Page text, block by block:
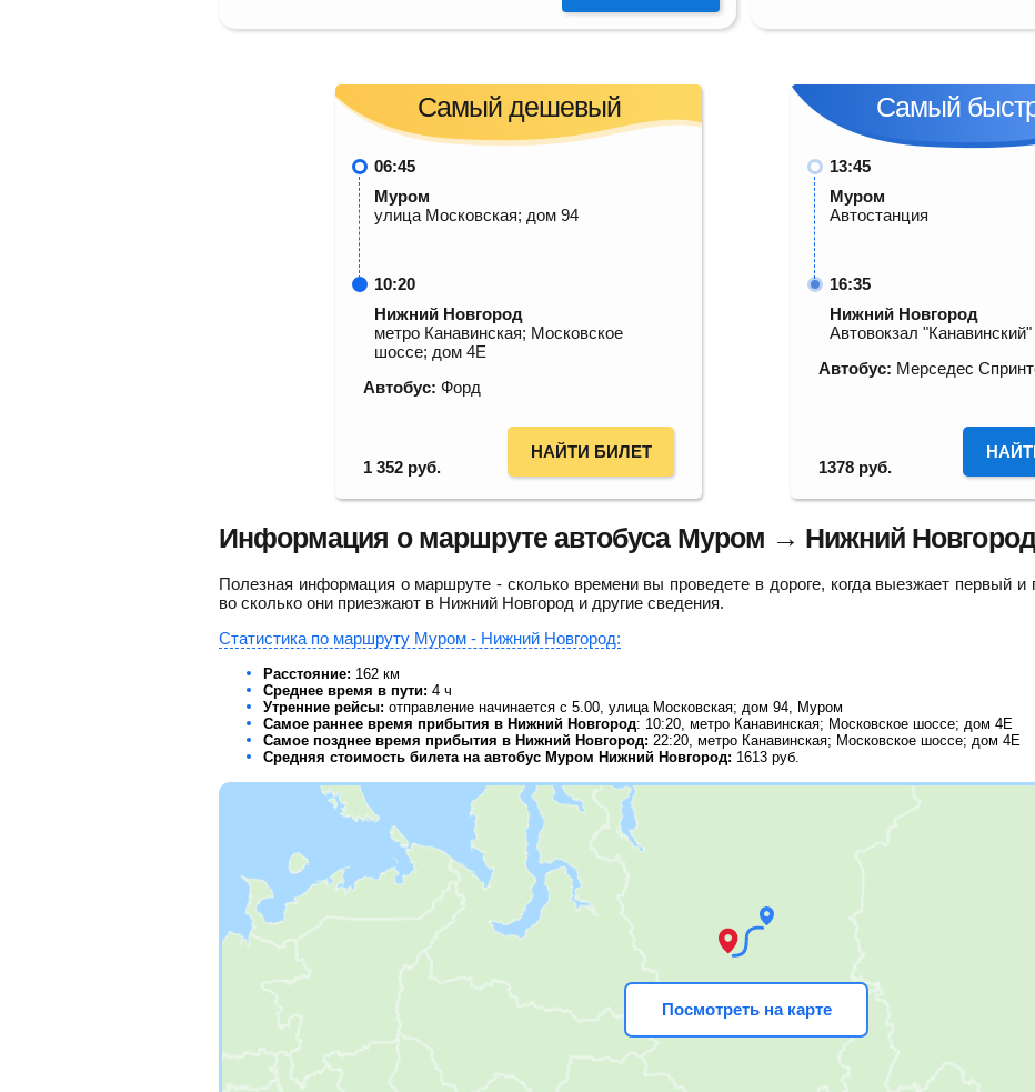
Самый дешевый
06:45
Муром
улица Московская; дом 94
10:20
Нижний Новгород
метро Канавинская; Московское
шоссе; дом 4Е
Автобус: Форд
1 352 руб.
НАЙТИ БИЛЕТ
Самый
13:45
Муром
Автостанция
16:35
Нижний Новгород
Автовокзал "Канавинский"
Автобус: Мерседес
1378 руб.
Информация о маршруте автобуса Муром → Нижний Новгород
Полезная информация о маршруте - сколько времени вы проведете в дороге, когда выезжает первый
во сколько они приезжают в Нижний Новгород и другие сведения.
Статистика по маршруту Муром - Нижний Новгород:
Расстояние: 162 км
Среднее время в пути: 4 ч
Утренние рейсы: отправление начинается с 5.00, улица Московская; дом 94, Муром
Самое раннее время прибытия в Нижний Новгород: 10:20, метро Канавинская; Московское шоссе; дом 4Е
Самое позднее время прибытия в Нижний Новгород: 22:20, метро Канавинская; Московское шоссе; дом 4Е
Средняя стоимость билета на автобус Муром Нижний Новгород: 1613 руб.
Посмотреть на карте